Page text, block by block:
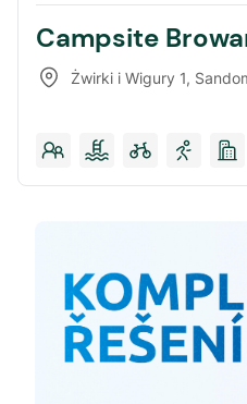
Campsite
Żwirki i Wigury 1,